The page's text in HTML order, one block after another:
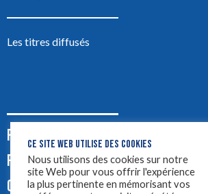
Les titres diffusés
PODCASTS
PUB
CONTACT
CE SITE WEB UTILISE DES COOKIES
Nous utilisons des cookies sur notre
site Web pour vous offrir l'expérience
la plus pertinente en mémorisant vos